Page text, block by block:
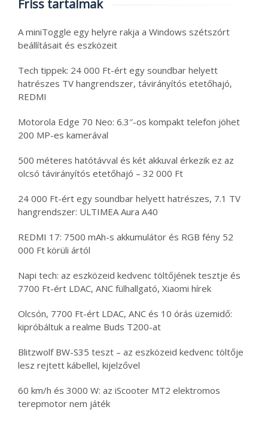
Friss tartalmak
A miniToggle egy helyre rakja a Windows szétszórt
beállításait és eszközeit
Tech tippek: 24 000 Ft-ért egy soundbar helyett
hatrészes TV hangrendszer, távirányítós etetőhajó,
REDMI
Motorola Edge 70 Neo: 6.3″-os kompakt telefon jöhet
200 MP-es kamerával
500 méteres hatótávval és két akkuval érkezik ez az
olcsó távirányítós etetőhajó – 32 000 Ft
24 000 Ft-ért egy soundbar helyett hatrészes, 7.1 TV
hangrendszer: ULTIMEA Aura A40
REDMI 17: 7500 mAh-s akkumulátor és RGB fény 52
000 Ft körüli ártól
Napi tech: az eszközeid kedvenc töltőjének tesztje és
7700 Ft-ért LDAC, ANC fülhallgató, Xiaomi hírek
Olcsón, 7700 Ft-ért LDAC, ANC és 10 órás üzemidő:
kipróbáltuk a realme Buds T200-at
Blitzwolf BW-S35 teszt – az eszközeid kedvenc töltője
lesz rejtett kábellel, kijelzővel
60 km/h és 3000 W: az iScooter MT2 elektromos
terepmotor nem játék